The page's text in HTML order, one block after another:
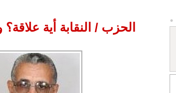
الحزب / النقابة أية علاقة؟